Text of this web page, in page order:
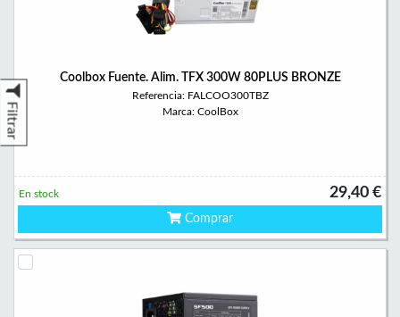
Filtrar
Coolbox Fuente. Alim. TFX 300W 80PLUS BRONZE
Referencia: FALCOO300TBZ
Marca: CoolBox
29,40 €
En stock
Comprar